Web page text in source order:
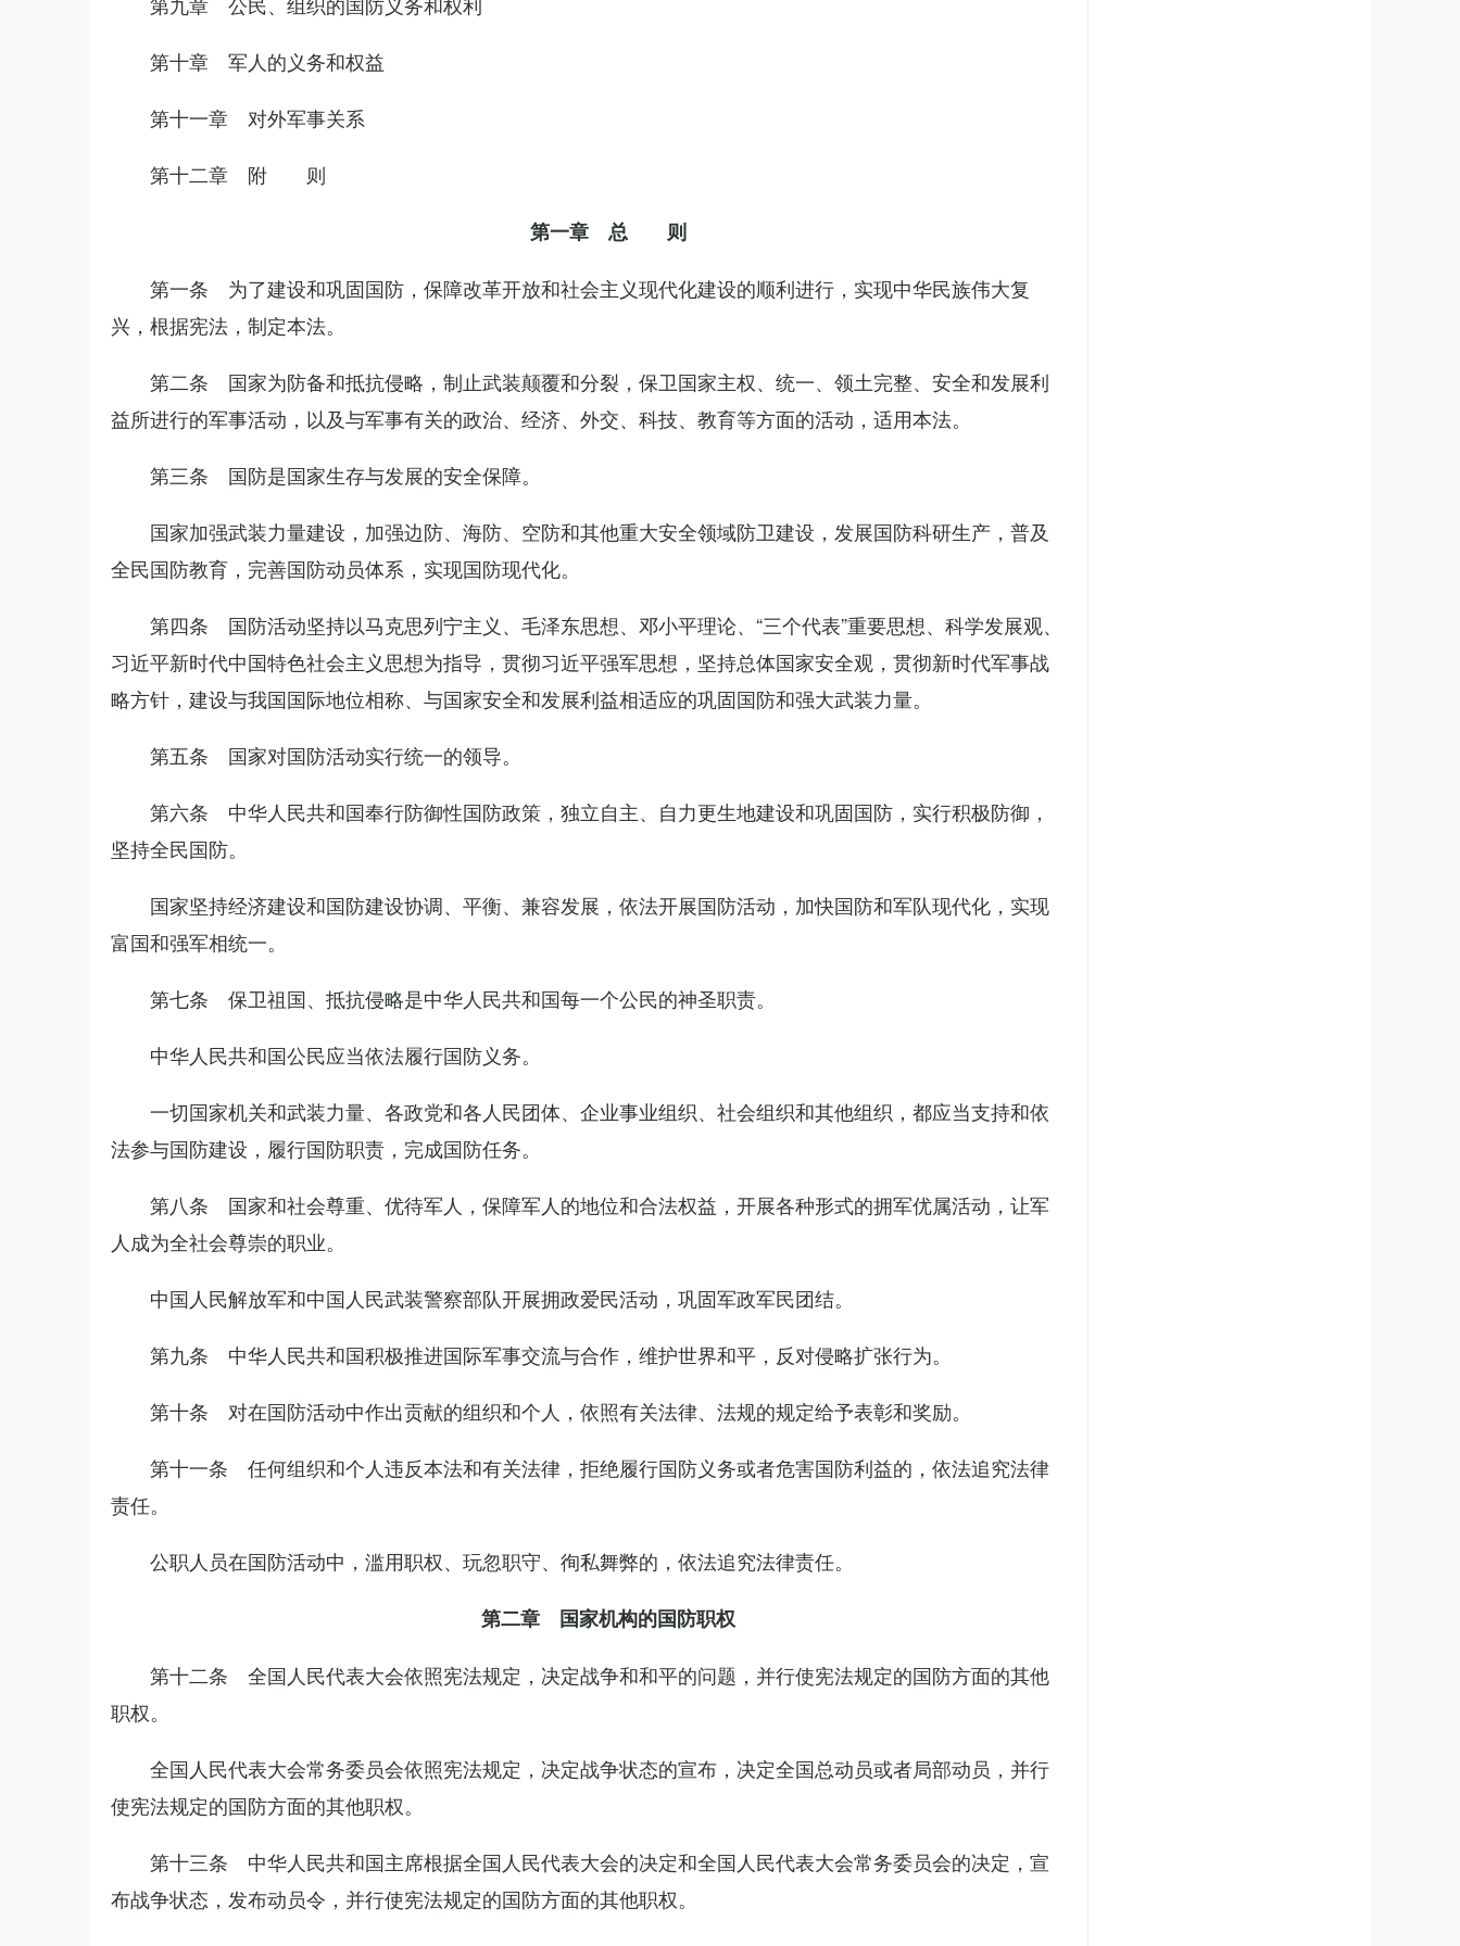
第十章 军人的义务和权益
第十一章 对外军事关系
第十二章 附 则
第一章 总 则
第一条 为了建设和巩固国防，保障改革开放和社会主义现代化建设的顺利进行，实现中华民族伟大复
兴，根据宪法，制定本法。
第二条 国家为防备和抵抗侵略，制止武装颠覆和分裂，保卫国家主权、统一、领土完整、安全和发展利
益所进行的军事活动，以及与军事有关的政治、经济、外交、科技、教育等方面的活动，适用本法。
第三条 国防是国家生存与发展的安全保障。
国家加强武装力量建设，加强边防、海防、空防和其他重大安全领域防卫建设，发展国防科研生产，普及
全民国防教育，完善国防动员体系，实现国防现代化。
第四条 国防活动坚持以马克思列宁主义、毛泽东思想、邓小平理论、“三个代表”重要思想、科学发展观、
习近平新时代中国特色社会主义思想为指导，贯彻习近平强军思想，坚持总体国家安全观，贯彻新时代军事战
略方针，建设与我国国际地位相称、与国家安全和发展利益相适应的巩固国防和强大武装力量。
第五条 国家对国防活动实行统一的领导。
第六条 中华人民共和国奉行防御性国防政策，独立自主、自力更生地建设和巩固国防，实行积极防御，
坚持全民国防。
国家坚持经济建设和国防建设协调、平衡、兼容发展，依法开展国防活动，加快国防和军队现代化，实现
富国和强军相统一。
第七条 保卫祖国、抵抗侵略是中华人民共和国每一个公民的神圣职责。
中华人民共和国公民应当依法履行国防义务。
一切国家机关和武装力量、各政党和各人民团体、企业事业组织、社会组织和其他组织，都应当支持和依
法参与国防建设，履行国防职责，完成国防任务。
第八条 国家和社会尊重、优待军人，保障军人的地位和合法权益，开展各种形式的拥军优属活动，让军
人成为全社会尊崇的职业。
中国人民解放军和中国人民武装警察部队开展拥政爱民活动，巩固军政军民团结。
第九条 中华人民共和国积极推进国际军事交流与合作，维护世界和平，反对侵略扩张行为。
第十条 对在国防活动中作出贡献的组织和个人，依照有关法律、法规的规定给予表彰和奖励。
第十一条 任何组织和个人违反本法和有关法律，拒绝履行国防义务或者危害国防利益的，依法追究法律
责任。
公职人员在国防活动中，滥用职权、玩忽职守、徇私舞弊的，依法追究法律责任。
第二章 国家机构的国防职权
第十二条 全国人民代表大会依照宪法规定，决定战争和和平的问题，并行使宪法规定的国防方面的其他
职权。
全国人民代表大会常务委员会依照宪法规定，决定战争状态的宣布，决定全国总动员或者局部动员，并行
使宪法规定的国防方面的其他职权。
第十三条 中华人民共和国主席根据全国人民代表大会的决定和全国人民代表大会常务委员会的决定，宣
布战争状态，发布动员令，并行使宪法规定的国防方面的其他职权。